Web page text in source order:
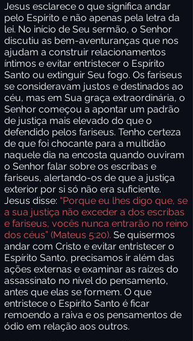
Jesus esclarece o que significa andar
pelo Espírito e não apenas pela letra da
lei. No início de Seu sermão, o Senhor
discutiu as bem-aventuranças que nos
ajudam a construir relacionamentos
íntimos e evitar entristecer o Espírito
Santo ou extinguir Seu fogo. Os fariseus
se consideravam justos e destinados ao
céu, mas em Sua graça extraordinária, o
Senhor começou a apontar um padrão
de justiça mais elevado do que o
defendido pelos fariseus. Tenho certeza
de que foi chocante para a multidão
naquele dia na encosta quando ouviram
o Senhor falar sobre os escribas e
fariseus, alertando-os de que a justiça
exterior por si só não era suficiente.
Jesus disse: “Porque eu lhes digo que, se
a sua justiça não exceder a dos escribas
e fariseus, vocês nunca entrarão no reino
dos céus” (Mateus 5:20). Se quisermos
andar com Cristo e evitar entristecer o
Espírito Santo, precisamos ir além das
ações externas e examinar as raízes do
assassinato no nível do pensamento,
antes que elas se formem. O que
entristece o Espírito Santo é ficar
remoendo a raiva e os pensamentos de
ódio em relação aos outros.